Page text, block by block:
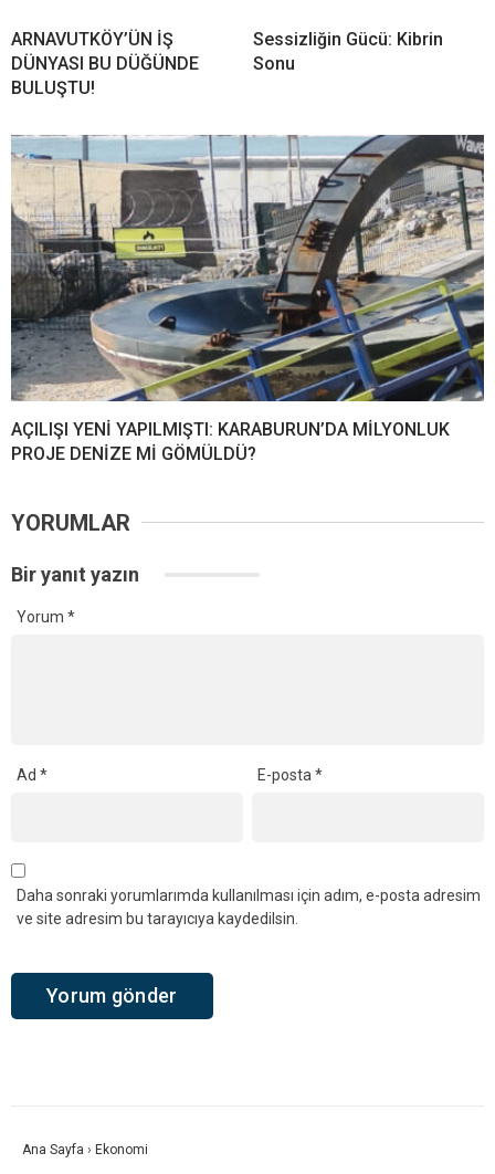
ARNAVUTKÖY’ÜN İŞ
DÜNYASI BU DÜĞÜNDE
BULUŞTU!
Sessizliğin Gücü: Kibrin
Sonu
AÇILIŞI YENİ YAPILMIŞTI: KARABURUN’DA MİLYONLUK
PROJE DENİZE Mİ GÖMÜLDÜ?
YORUMLAR
Bir yanıt yazın
Yorum *
Ad * E-posta*
Daha sonraki yorumlarımda kullanılması için adım, e-posta adresim
ve site adresim bu tarayıcıya kaydedilsin.
Ana Sayfa › Ekonomi